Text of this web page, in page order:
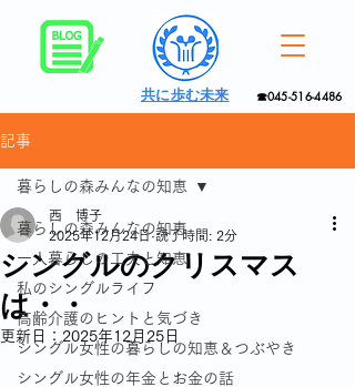
☎045-516-4486
共に歩む未来
記事
暮らしの森みんなの知恵
一人暮らしの工夫と知恵
私のシングルライフ
高齢介護のヒントと気づき
シングル女性の暮らしの知恵＆つぶやき
シングル女性の年金とお金の話
暮らしの森みんなの知恵
シングルのクリスマス
は・・
西 博子
2025年12月24日 読了時間: 2分
更新日： 2025年12月25日